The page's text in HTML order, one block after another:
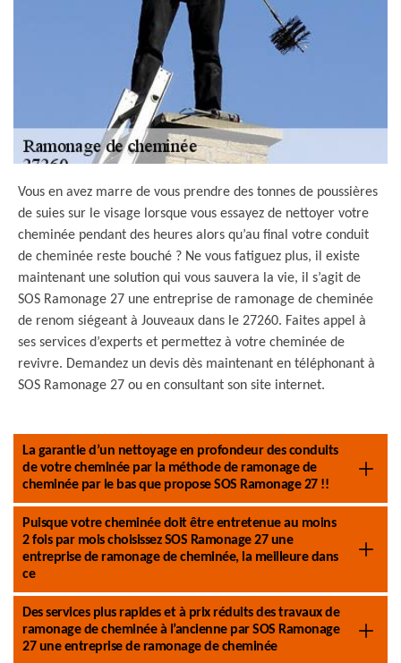
Vous en avez marre de vous prendre des tonnes de poussières
de suies sur le visage lorsque vous essayez de nettoyer votre
cheminée pendant des heures alors qu’au final votre conduit
de cheminée reste bouché ? Ne vous fatiguez plus, il existe
maintenant une solution qui vous sauvera la vie, il s’agit de
SOS Ramonage 27 une entreprise de ramonage de cheminée
de renom siégeant à Jouveaux dans le 27260. Faites appel à
ses services d’experts et permettez à votre cheminée de
revivre. Demandez un devis dès maintenant en téléphonant à
SOS Ramonage 27 ou en consultant son site internet.
La garantie d’un nettoyage en profondeur des conduits
de votre cheminée par la méthode de ramonage de
cheminée par le bas que propose SOS Ramonage 27 !!
Puisque votre cheminée doit être entretenue au moins
2 fois par mois choisissez SOS Ramonage 27 une
entreprise de ramonage de cheminée, la meilleure dans
ce
Des services plus rapides et à prix réduits des travaux de
ramonage de cheminée à l’ancienne par SOS Ramonage
27 une entreprise de ramonage de cheminée